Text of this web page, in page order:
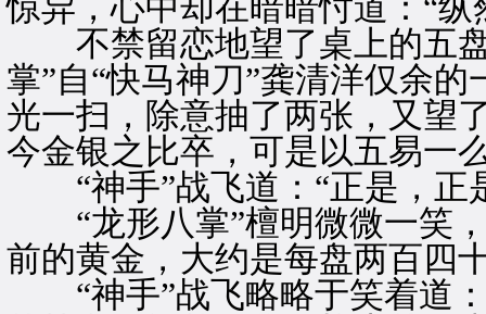
惊异，心中却在暗暗忖道：“
不禁留恋地望了桌上的五盘
掌”自“快马神刀”龚清洋仅余
光一扫，除意抽了两张，又望
今金银之比卒，可是以五易一
“神手”战飞道：“正是，正
“龙形八掌”檀明微微一笑，
前的黄金，大约是每盘两百四
“神手”战飞略略于笑着道：